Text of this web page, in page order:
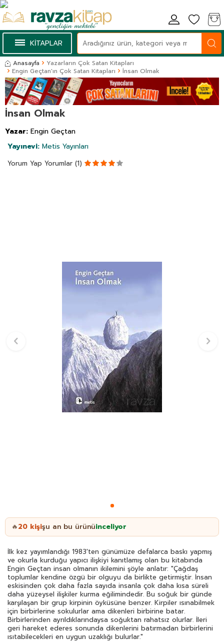
KİTAPLAR
Anasayfa
Yazarların Çok Satan Kitapları
Engin Geçtan'ın Çok Satan Kitapları
İnsan Olmak
İnsan Olmak
Yazar: Engin Geçtan
Yayınevi: Metis Yayınları
Yorum Yap Yorumlar (1)
🔥20 kişişu an bu ürünüinceliyor
İlk kez yayımlandığı 1983'ten günümüze defalarca baskı yapmış
ve okurla kurduğu yapıcı ilişkiyi kanıtlamış olan bu kitabında
Engin Geçtan insan olmanın ikilemini şöyle anlatır: "Çağdaş
toplumlar kendine özgü bir olguyu da birlikte getirmiştir. İnsan
eskisinden çok daha fazla sayıda insanla çok daha kısa süreli
daha yüzeysel ilişkiler kurma eğilimindedir. Bu soğuk bir günde
karşılaşan bir grup kirpinin öyküsüne benzer. Kirpiler ısınabilmek
için birbirlerine sokulurlar ama dikenleri birbirine batar.
Birbirlerinden ayrıldıklarındaysa soğuktan rahatsız olurlar. İleri
geri hareket ederes sonunda dikenlerini batırmadan birbirlerini
ısıtabilecekleri en uygun uzaklığı bulurlar."